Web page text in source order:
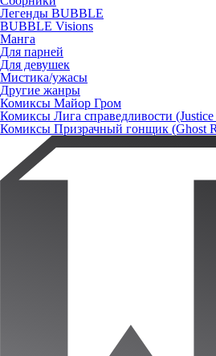
Легенды BUBBLE
BUBBLE Visions
Манга
Для парней
Для девушек
Мистика/ужасы
Другие жанры
Комиксы Майор Гром
Комиксы Лига справедливости (Justice
Комиксы Призрачный гонщик (Ghost